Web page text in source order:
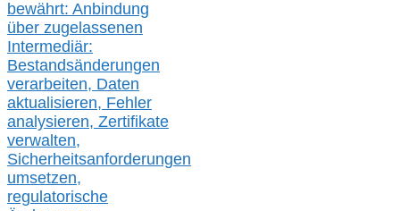
bewährt: Anbindung
über zugelassenen
Intermediär:
Bestandsänderungen
verarbeiten, Daten
aktualisieren, Fehler
analysieren, Zertifikate
verwalten,
Sicherheitsanforderungen
umsetzen,
regulatorische